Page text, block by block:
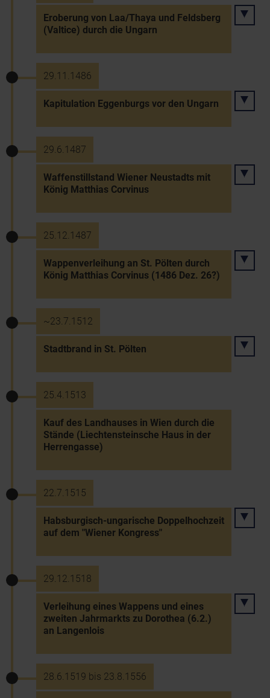
Eroberung von Laa/Thaya und Feldsberg
(Valtice) durch die Ungarn
29.11.1486
Kapitulation Eggenburgs vor den Ungarn
29.6.1487
Waffenstillstand Wiener Neustadts mit
König Matthias Corvinus
25.12.1487
Wappenverleihung an St. Pölten durch
König Matthias Corvinus (1486 Dez. 26?)
~23.7.1512
Stadtbrand in St. Pölten
25.4.1513
Kauf des Landhauses in Wien durch die
Stände (Liechtensteinsche Haus in der
Herrengasse)
22.7.1515
Habsburgisch-ungarische Doppelhochzeit
auf dem "Wiener Kongress"
29.12.1518
Verleihung eines Wappens und eines
zweiten Jahrmarkts zu Dorothea (6.2.)
an Langenlois
28.6.1519 bis 23.8.1556